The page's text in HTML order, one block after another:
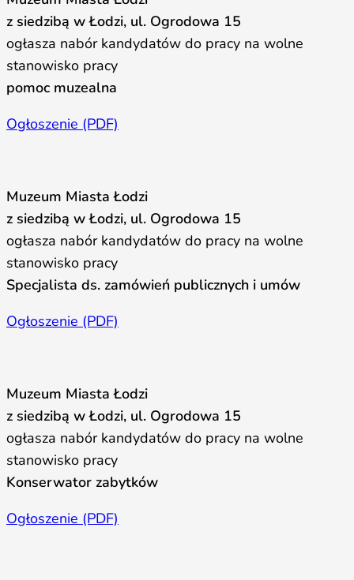
z siedzibą w Łodzi, ul. Ogrodowa 15
ogłasza nabór kandydatów do pracy na wolne
stanowisko pracy
pomoc muzealna
Ogłoszenie (PDF)
Muzeum Miasta Łodzi
z siedzibą w Łodzi, ul. Ogrodowa 15
ogłasza nabór kandydatów do pracy na wolne
stanowisko pracy
Specjalista ds. zamówień publicznych i umów
Ogłoszenie (PDF)
Muzeum Miasta Łodzi
z siedzibą w Łodzi, ul. Ogrodowa 15
ogłasza nabór kandydatów do pracy na wolne
stanowisko pracy
Konserwator zabytków
Ogłoszenie (PDF)